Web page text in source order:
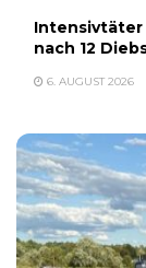
Intensivtäter
nach 12
6. AUGUST 2026